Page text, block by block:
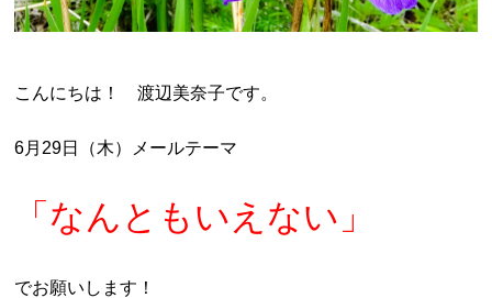
こんにちは！ 渡辺美奈子です。
6月29日（木）メールテーマ
「なんともいえない」
でお願いします！